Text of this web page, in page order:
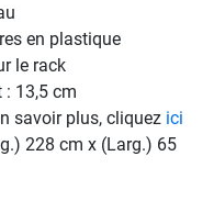
en plastique
le rack
: 13,5 cm
savoir plus, cliquez ici
228 cm x (Larg.) 65